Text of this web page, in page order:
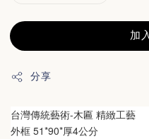
加
分享
台灣傳統藝術-木匾 精緻工藝
外框 51*90*厚4公分